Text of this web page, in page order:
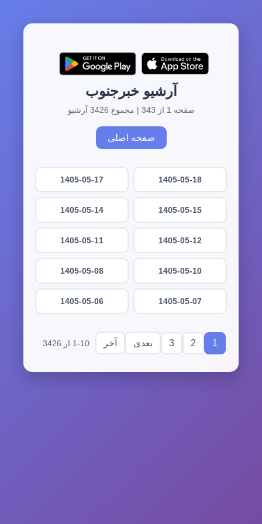
آرشیو خبرجنوب
صفحه 1 از 343 | مجموع 3426 آرشیو
صفحه اصلی
1405-05-18
1405-05-17
1405-05-15
1405-05-14
1405-05-12
1405-05-11
1405-05-10
1405-05-08
1405-05-07
1405-05-06
1
2
3 بعدی آخر 1-10 از 3426